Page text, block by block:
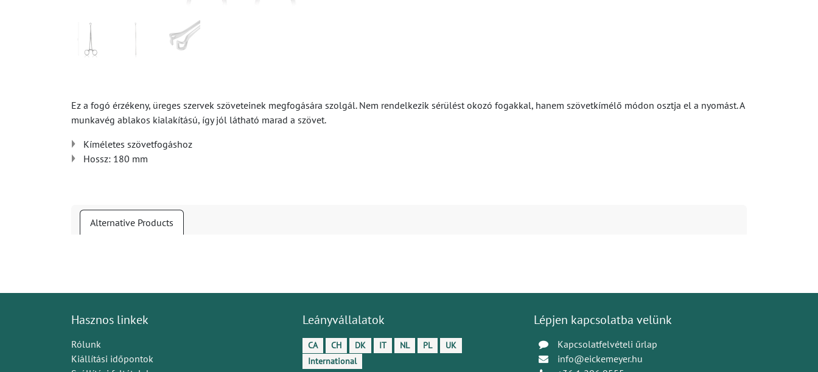
Ez a fogó érzékeny, üreges szervek szöveteinek megfogására szolgál. Nem rendelkezik sérülést okozó fogakkal, hanem szövetkímélő módon osztja el a nyomást. A
munkavég ablakos kialakítású, így jól látható marad a szövet.
Kíméletes szövetfogáshoz
Hossz: 180 mm
Alternative Products
Hasznos linkek
Rólunk
Kiállítási időpontok
Leányvállalatok
CA CH DK IT NL PL
UK
International
Lépjen kapcsolatba velünk
Kapcsolatfelvételi űrlap
info@eickemeyer.hu